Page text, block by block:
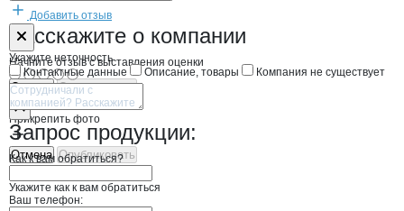
Добавить отзыв
Расскажите о компании
Начните отзыв с выставления оценки
Прикрепить фото
Отмена Опубликовать
Форма обратной связи о неточностях
Укажите неточность
Контактные данные
Описание, товары Компания не существует
Отмена Опубликовать
Запрос продукции:
Как к вам обратиться?
Укажите как к вам обратиться
Ваш телефон: